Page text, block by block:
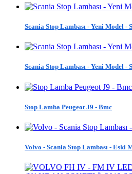
Scania Stop Lambası - Yeni Model -
Scania Stop Lambası - Yeni Model -
Stop Lamba Peugeot J9 - Bmc
Volvo - Scania Stop Lambası - Eski